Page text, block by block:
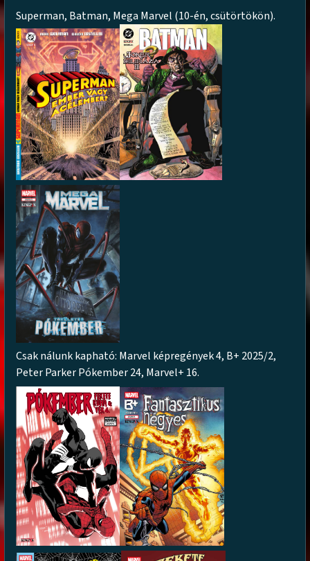
Superman, Batman, Mega Marvel (10-én, csütörtökön).
Csak nálunk kapható: Marvel képregények 4, B+ 2025/2,
Peter Parker Pókember 24, Marvel+ 16.